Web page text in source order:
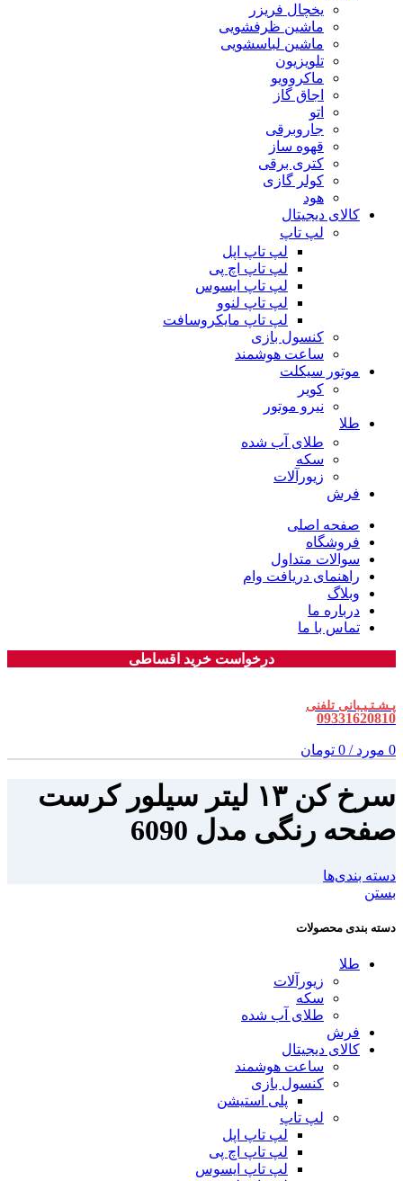
یخچال فریزر
ماشین ظرفشویی
ماشین لباسشویی
تلویزیون
ماکروویو
اجاق گاز
اتو
جاروبرقی
قهوه ساز
کتری برقی
کولر گازی
هود
کالای دیجیتال
لپ تاپ
لپ تاپ اپل
لپ تاپ اچ پی
لپ تاپ ایسوس
لپ تاپ لنوو
لپ تاپ مایکروسافت
کنسول بازی
ساعت هوشمند
موتور سیکلت
کویر
نیرو موتور
طلا
طلای آب شده
سکه
زیورآلات
فرش
صفحه اصلی
فروشگاه
سوالات متداول
راهنمای دریافت وام
وبلاگ
درباره ما
تماس با ما
درخواست خرید اقساطی
پـشـتـیـبانی تلفنی
09331620810
0 مورد /
0 تومان
سرخ کن ۱۳ لیتر سیلور کرست
صفحه رنگی مدل 6090
دسته بندی‌ها
بستن
دسته بندی محصولات
طلا
زیورآلات
سکه
طلای آب شده
فرش
کالای دیجیتال
ساعت هوشمند
کنسول بازی
پلی استیشن
لپ تاپ
لپ تاپ اپل
لپ تاپ اچ پی
لپ تاپ ایسوس